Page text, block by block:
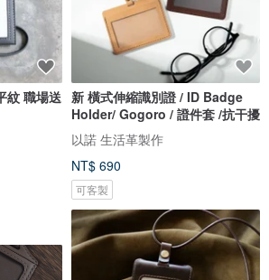
新 橫式伸縮識別證 / ID Badge
Holder/ Gogoro / 證件套 /抗干擾
以諾 生活革製作
NT$ 690
可客製